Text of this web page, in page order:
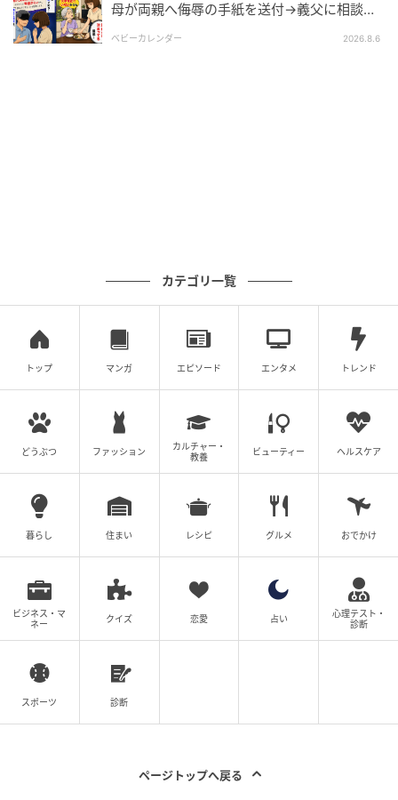
の記事をもっとみる
母が両親へ侮辱の手紙を送付→義父に相談
ベビーカレンダー 2026.8.6
カテゴリ一覧
トップ マンガ エピソード エンタメ トレンド
どうぶつ ファッション
カルチャー・
教養
ビューティー ヘルスケア
暮らし 住まい レシピ グルメ おでかけ
ビジネス・マ
ネー
クイズ 恋愛 占い
心理テスト・
診断
スポーツ 診断
ページトップへ戻る